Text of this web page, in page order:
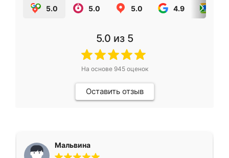
5.0 5.0 5.0 4.9
5.0 из 5
На основе 945оценок
Оставить отзыв
Мальвина